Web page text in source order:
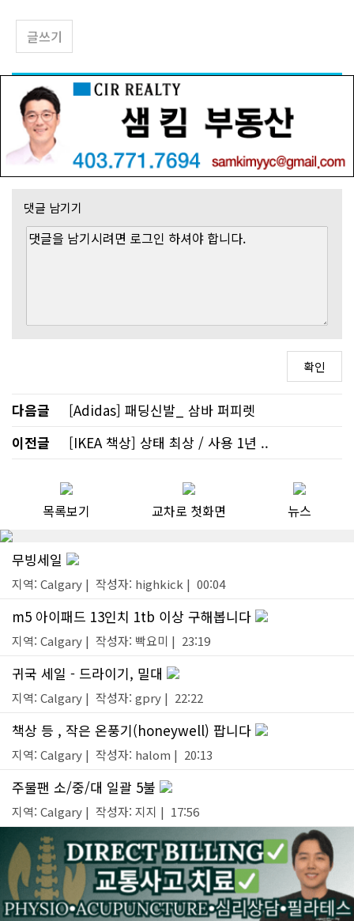
글쓰기
댓글 남기기
다음글
[Adidas] 패딩신발_ 삼바 퍼피렛
이전글
[IKEA 책상] 상태 최상 / 사용 1년 ..
목록보기 교차로 첫화면 뉴스
무빙세일
지역: Calgary | 작성자: highkick | 00:04
m5 아이패드 13인치 1tb 이상 구해봅니다
지역: Calgary | 작성자: 빡요미 | 23:19
귀국 세일 - 드라이기, 밀대
지역: Calgary | 작성자: gpry | 22:22
책상 등 , 작은 온풍기(honeywell) 팝니다
지역: Calgary | 작성자: halom | 20:13
주물팬 소/중/대 일괄 5불
지역: Calgary | 작성자: 지지 | 17:56